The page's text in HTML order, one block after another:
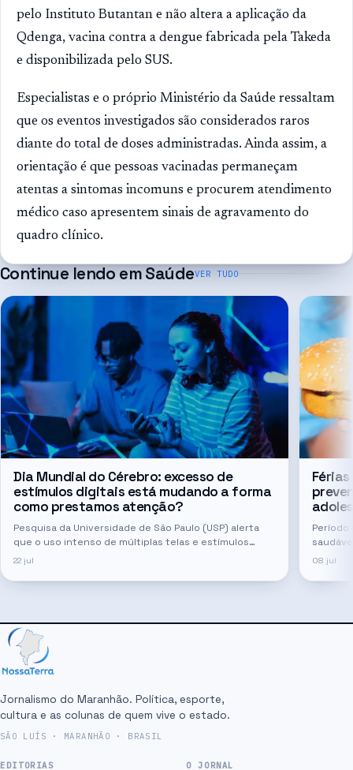
pelo Instituto Butantan e não altera a aplicação da
Qdenga, vacina contra a dengue fabricada pela Takeda
e disponibilizada pelo SUS.
Especialistas e o próprio Ministério da Saúde ressaltam
que os eventos investigados são considerados raros
diante do total de doses administradas. Ainda assim, a
orientação é que pessoas vacinadas permaneçam
atentas a sintomas incomuns e procurem atendimento
médico caso apresentem sinais de agravamento do
quadro clínico.
Continue lendo emSaúdeVER TUDO
Dia Mundial do Cérebro: excesso de
estímulos digitais está mudando a forma
como prestamos atenção?
Pesquisa da Universidade de São Paulo (USP) alerta
que o uso intenso de múltiplas telas e estímulos
digitais pode reduzir gradualmente capacidades
22 jul 08 jul
Jornalismo do Maranhão. Política, esporte,
cultura e as colunas de quem vive o estado.
SÃO LUÍS · MARANHÃO · BRASIL
EDITORIAS O JORNAL